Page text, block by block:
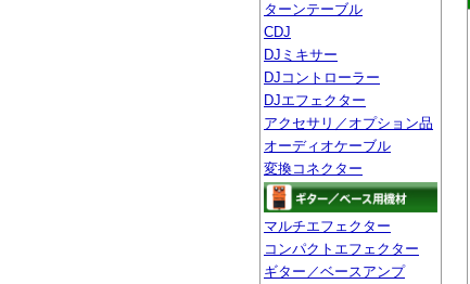
ターンテーブル
CDJ
DJミキサー
DJコントローラー
DJエフェクター
アクセサリ／オプション品
オーディオケーブル
変換コネクター
マルチエフェクター
コンパクトエフェクター
ギター／ベースアンプ